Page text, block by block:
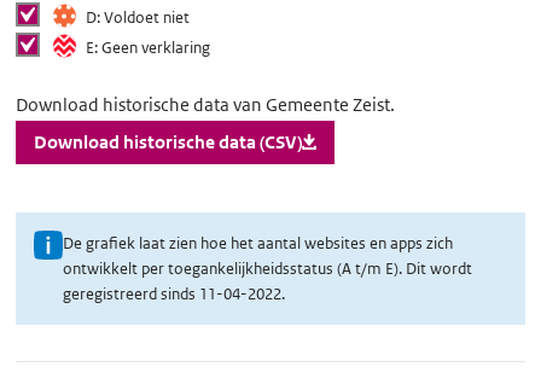
D: Voldoet niettonen
E: Geen verklaringtonen
Download
historische
data
Download historische data van Gemeente Zeist.
Download historische data (CSV)
U
i
De grafiek laat zien hoe het aantal websites en apps zich
ontwikkelt per toegankelijkheidsstatus (A t/m E). Dit wordt
geregistreerd sinds 11-04-2022.